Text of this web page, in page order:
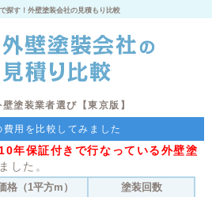
探す！外壁塗装会社の見積もり比較
塗装業者選び【東京版】
費用を比較してみました
10年保証付きで行なっている外壁塗
した。
格（1平方m）
塗装回数